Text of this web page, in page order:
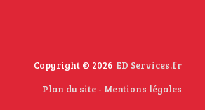
Copyright © 2026 ED Services.fr
Plan du site - Mentions légales